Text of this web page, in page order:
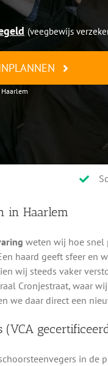
(veegbewijs
in Haarlem
weten wij hoe snel
haard geeft sfeer en
wij steeds vaker
Cronjestraat, waar
we daar direct een
(VCA
in de